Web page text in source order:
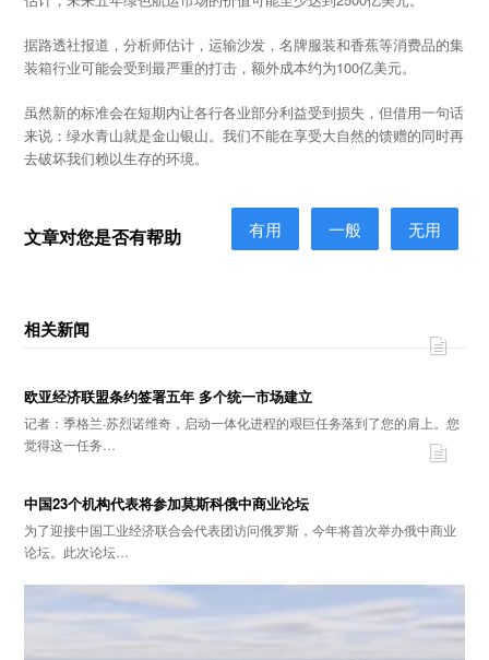
据路透社报道，分析师估计，运输沙发，名牌服装和香蕉等消费品的集
装箱行业可能会受到最严重的打击，额外成本约为100亿美元。
虽然新的标准会在短期内让各行各业部分利益受到损失，但借用一句话
来说：绿水青山就是金山银山。我们不能在享受大自然的馈赠的同时再
去破坏我们赖以生存的环境。
文章对您是否有帮助 有用 一般 无用
相关新闻
欧亚经济联盟条约签署五年 多个统一市场建立
记者：季格兰·苏烈诺维奇，启动一体化进程的艰巨任务落到了您的肩上。您
觉得这一任务…
中国23个机构代表将参加莫斯科俄中商业论坛
为了迎接中国工业经济联合会代表团访问俄罗斯，今年将首次举办俄中商业
论坛。此次论坛…